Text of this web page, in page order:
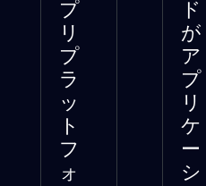
プ
リ
プ
ラ
ッ
ト
フ
ォ
ド
が
ア
プ
リ
ケ
ー
シ